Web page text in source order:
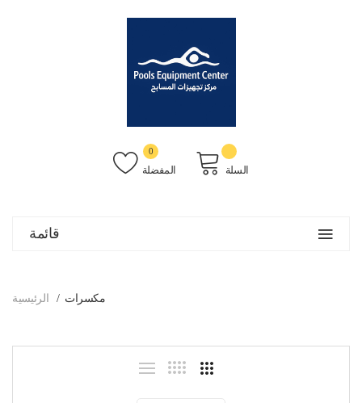
المفضلة
0
السلة
قائمة
الرئيسية مكسرات